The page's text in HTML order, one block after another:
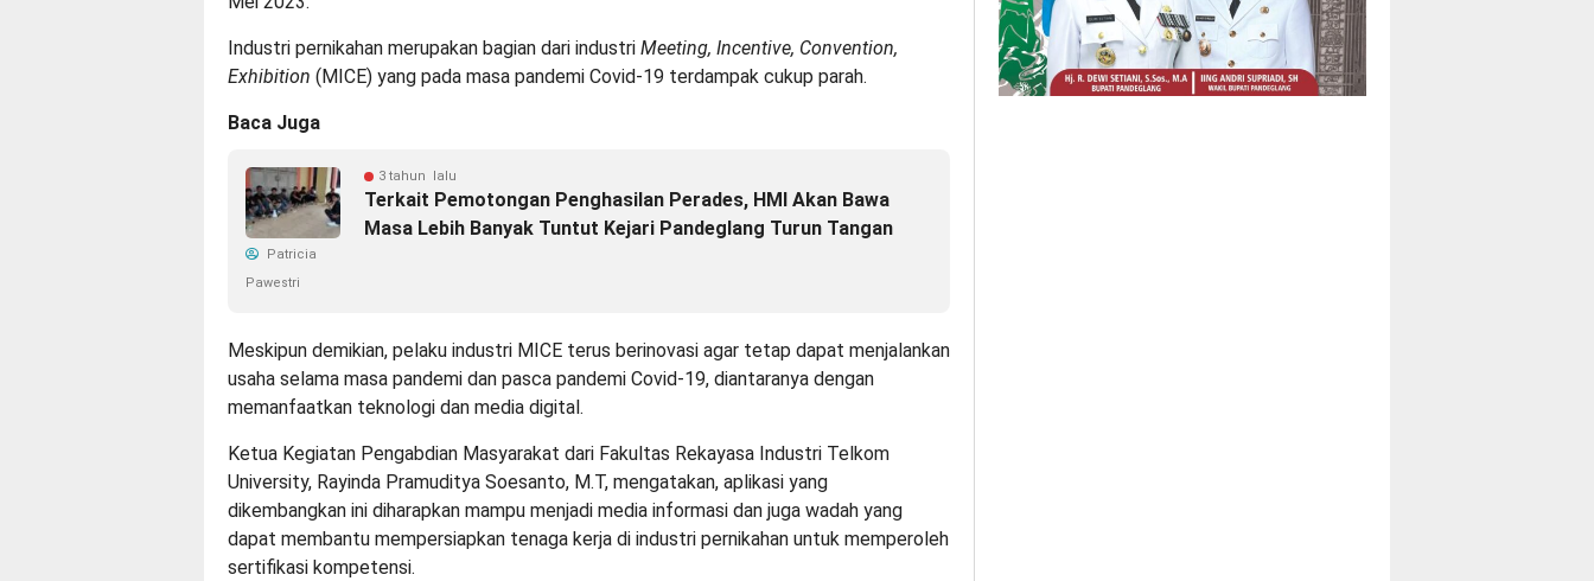
Industri pernikahan merupakan bagian dari industri Meeting, Incentive, Convention,
Exhibition (MICE) yang pada masa pandemi Covid-19 terdampak cukup parah.
Baca Juga
3 tahun lalu
Terkait Pemotongan Penghasilan Perades, HMI Akan Bawa
Masa Lebih Banyak Tuntut Kejari Pandeglang Turun Tangan
Patricia
Pawestri
Meskipun demikian, pelaku industri MICE terus berinovasi agar tetap dapat menjalankan
usaha selama masa pandemi dan pasca pandemi Covid-19, diantaranya dengan
memanfaatkan teknologi dan media digital.
Ketua Kegiatan Pengabdian Masyarakat dari Fakultas Rekayasa Industri Telkom
University, Rayinda Pramuditya Soesanto, M.T, mengatakan, aplikasi yang
dikembangkan ini diharapkan mampu menjadi media informasi dan juga wadah yang
dapat membantu mempersiapkan tenaga kerja di industri pernikahan untuk memperoleh
sertifikasi kompetensi.